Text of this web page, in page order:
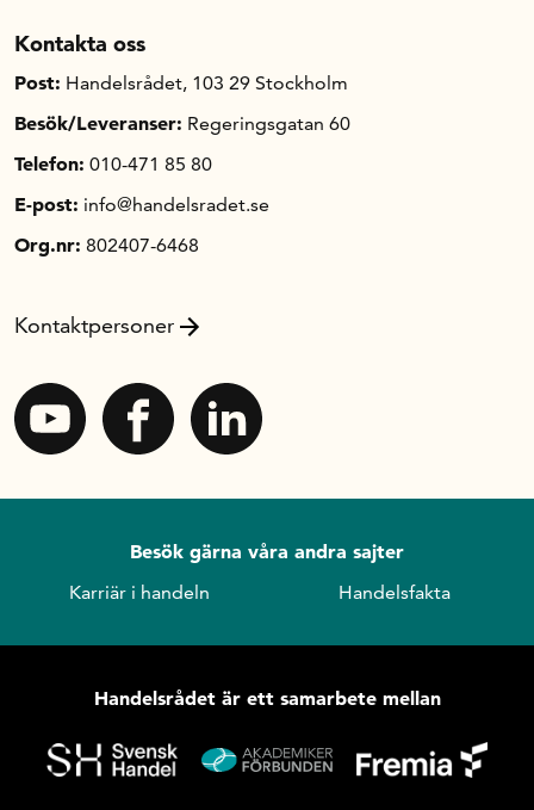
Kontakta oss
Post: Handelsrådet, 103 29 Stockholm
Besök/Leveranser: Regeringsgatan 60
Telefon: 010-471 85 80
E-post: info@handelsradet.se
Org.nr: 802407-6468
Kontaktpersoner
Besök gärna våra andra sajter
Karriär i handeln Handelsfakta
Handelsrådet är ett samarbete mellan